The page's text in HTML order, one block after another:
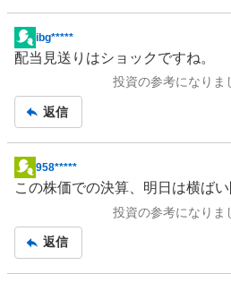
掲
示
事
ibg*****
配当見送りはショックですね。
投資の参考になりま
返信
掲
示
事
958*****
この株価での決算、明日は横ば
投資の参考になりま
返信